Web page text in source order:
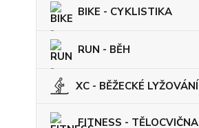
BIKE - CYKLISTIKA
RUN - BĚH
XC - BĚŽECKÉ LYŽOVÁNÍ
FITNESS - TĚLOCVIČNA